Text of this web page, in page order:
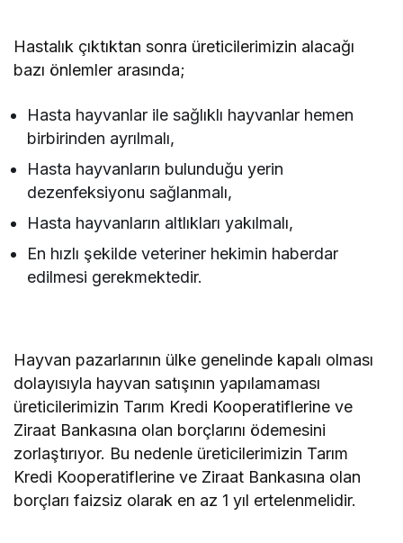
Hastalık çıktıktan sonra üreticilerimizin alacağı
bazı önlemler arasında;
Hasta hayvanlar ile sağlıklı hayvanlar hemen
birbirinden ayrılmalı,
Hasta hayvanların bulunduğu yerin
dezenfeksiyonu sağlanmalı,
Hasta hayvanların altlıkları yakılmalı,
En hızlı şekilde veteriner hekimin haberdar
edilmesi gerekmektedir.
Hayvan pazarlarının ülke genelinde kapalı olması
dolayısıyla hayvan satışının yapılamaması
üreticilerimizin Tarım Kredi Kooperatiflerine ve
Ziraat Bankasına olan borçlarını ödemesini
zorlaştırıyor. Bu nedenle üreticilerimizin Tarım
Kredi Kooperatiflerine ve Ziraat Bankasına olan
borçları faizsiz olarak en az 1 yıl ertelenmelidir.